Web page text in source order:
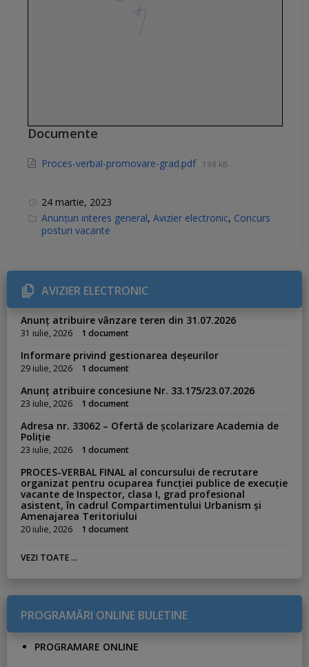
Documente
Proces-verbal-promovare-grad.pdf 198 kB
24 martie, 2023
C
a
t
r
e
Anunțuri interes general, Avizier electronic, Concurs
posturi vacante
AVIZIER ELECTRONIC
Anunț atribuire vânzare teren din 31.07.2026
31 iulie, 2026 1 document
Informare privind gestionarea deșeurilor
29 iulie, 2026 1 document
Anunț atribuire concesiune Nr. 33.175/23.07.2026
23 iulie, 2026 1 document
Adresa nr. 33062 – Ofertă de școlarizare Academia de
Poliție
23 iulie, 2026 1 document
PROCES-VERBAL FINAL al concursului de recrutare
organizat pentru ocuparea funcției publice de execuție
vacante de Inspector, clasa I, grad profesional
asistent, în cadrul Compartimentului Urbanism și
Amenajarea Teritoriului
20 iulie, 2026 1 document
VEZI TOATE ...
PROGRAMĂRI ONLINE BULETINE
PROGRAMARE ONLINE